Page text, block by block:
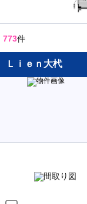
773件
Ｌｉｅｎ大杙